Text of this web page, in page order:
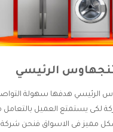
الرئيسي
الرئيسي هدفها سهولة
لكى يستمتع العميل بالتعامل
مميز فى الاسواق فنحن شركة